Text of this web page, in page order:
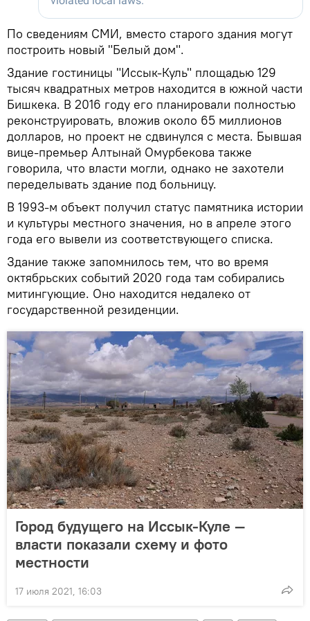
По сведениям СМИ, вместо старого здания могут
построить новый "Белый дом".
Здание гостиницы "Иссык-Куль" площадью 129
тысяч квадратных метров находится в южной части
Бишкека. В 2016 году его планировали полностью
реконструировать, вложив около 65 миллионов
долларов, но проект не сдвинулся с места. Бывшая
вице-премьер Алтынай Омурбекова также
говорила, что власти могли, однако не захотели
переделывать здание под больницу.
В 1993-м объект получил статус памятника истории
и культуры местного значения, но в апреле этого
года его вывели из соответствующего списка.
Здание также запомнилось тем, что во время
октябрьских событий 2020 года там собирались
митингующие. Оно находится недалеко от
государственной резиденции.
Город будущего на Иссык-Куле —
власти показали схему и фото
местности
17 июля 2021, 16:03